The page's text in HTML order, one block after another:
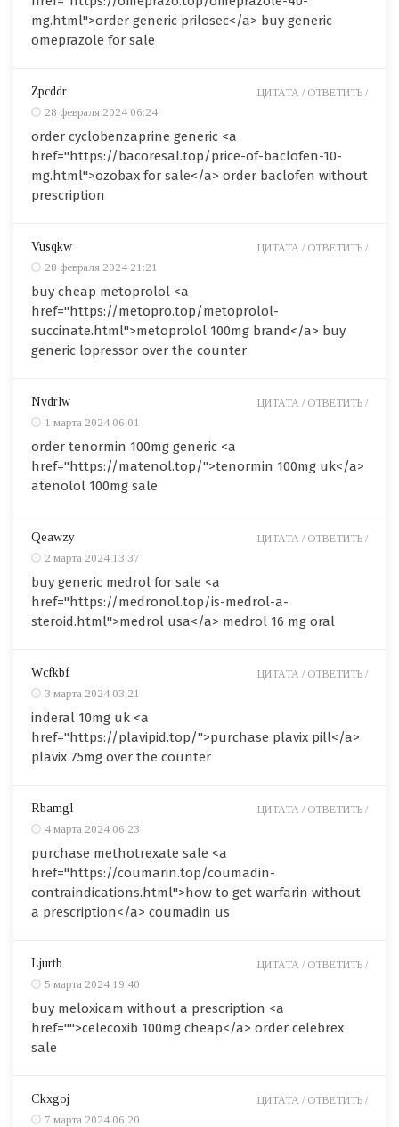
mg.html">order generic prilosec</a> buy generic
omeprazole for sale
Zpcddr
28 февраля 2024 06:24
order cyclobenzaprine generic <a
href="https://bacoresal.top/price-of-baclofen-10-
mg.html">ozobax for sale</a> order baclofen without
prescription
ЦИТАТА / ОТВЕТИТЬ /
Vusqkw
28 февраля 2024 21:21
buy cheap metoprolol <a
href="https://metopro.top/metoprolol-
succinate.html">metoprolol 100mg brand</a> buy
generic lopressor over the counter
ЦИТАТА / ОТВЕТИТЬ /
Nvdrlw
1 марта 2024 06:01
order tenormin 100mg generic <a
href="https://matenol.top/">tenormin 100mg uk</a>
atenolol 100mg sale
ЦИТАТА / ОТВЕТИТЬ /
Qeawzy
2 марта 2024 13:37
buy generic medrol for sale <a
href="https://medronol.top/is-medrol-a-
steroid.html">medrol usa</a> medrol 16 mg oral
ЦИТАТА / ОТВЕТИТЬ /
Wcfkbf
3 марта 2024 03:21
inderal 10mg uk <a
href="https://plavipid.top/">purchase plavix pill</a>
plavix 75mg over the counter
ЦИТАТА / ОТВЕТИТЬ /
Rbamgl
4 марта 2024 06:23
purchase methotrexate sale <a
href="https://coumarin.top/coumadin-
contraindications.html">how to get warfarin without
a prescription</a> coumadin us
ЦИТАТА / ОТВЕТИТЬ /
Ljurtb
5 марта 2024 19:40
buy meloxicam without a prescription <a
href="">celecoxib 100mg cheap</a> order celebrex
sale
ЦИТАТА / ОТВЕТИТЬ /
Ckxgoj
7 марта 2024 06:20
ЦИТАТА / ОТВЕТИТЬ /